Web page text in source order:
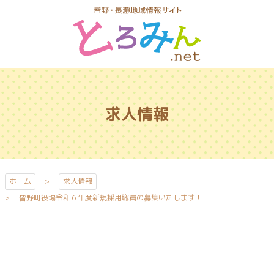
ツ
本
文
へ
ス
キ
ッ
とろみんネッ
ト
求人情報
ホーム
求人情報
皆野町役場令和６年度新規採用職員の募集いたします！